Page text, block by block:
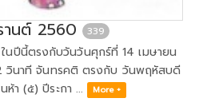
านต์ 2560 339
นปีนี้ตรงกับวันวันศุกร์ที่ 14 เมษายน
วินาที จันทรคติ ตรงกับ วันพฤหัสบดี
ห้า (๕) ปีระกา ... More +